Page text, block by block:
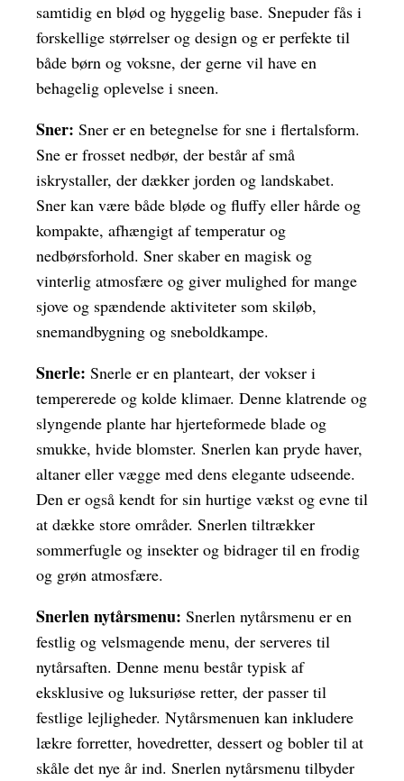
samtidig en blød og hyggelig base. Snepuder fås i
forskellige størrelser og design og er perfekte til
både børn og voksne, der gerne vil have en
behagelig oplevelse i sneen.
Sner: Sner er en betegnelse for sne i flertalsform.
Sne er frosset nedbør, der består af små
iskrystaller, der dækker jorden og landskabet.
Sner kan være både bløde og fluffy eller hårde og
kompakte, afhængigt af temperatur og
nedbørsforhold. Sner skaber en magisk og
vinterlig atmosfære og giver mulighed for mange
sjove og spændende aktiviteter som skiløb,
snemandbygning og sneboldkampe.
Snerle: Snerle er en planteart, der vokser i
tempererede og kolde klimaer. Denne klatrende og
slyngende plante har hjerteformede blade og
smukke, hvide blomster. Snerlen kan pryde haver,
altaner eller vægge med dens elegante udseende.
Den er også kendt for sin hurtige vækst og evne til
at dække store områder. Snerlen tiltrækker
sommerfugle og insekter og bidrager til en frodig
og grøn atmosfære.
Snerlen nytårsmenu: Snerlen nytårsmenu er en
festlig og velsmagende menu, der serveres til
nytårsaften. Denne menu består typisk af
eksklusive og luksuriøse retter, der passer til
festlige lejligheder. Nytårsmenuen kan inkludere
lækre forretter, hovedretter, dessert og bobler til at
skåle det nye år ind. Snerlen nytårsmenu tilbyder